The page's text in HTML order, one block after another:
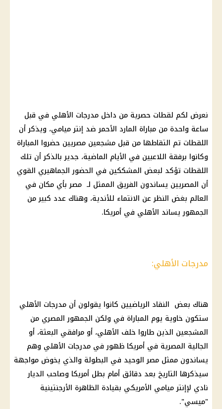
نعرض لكم لقطات حصرية من داخل مدرجات الأهلي في قبل
ساعة واحدة من مباراة المارد الأحمر ضد إنتر ميامي، ويذكر أن
اللقطات تم التقاطها من قبل مشجعين مصريين حضروا المباراة
وكانوا برفقة اللاعبين في الأيام الماضية، جدير بالذكر أن تلك
اللقطات تؤكد لبعض المشككين في الحضور الجماهيري القوي
أن المصريين يساندون الفريق الممثل لـ مصر بأي مكان في
العالم بغض النظر عن الانتماء للأندية، وهناك عدد كبير من
الجمهور يساند الأهلي في أمريكا.
مدرجات الأهلي:
هناك بعض النقاد الرياضيين كانوا يقولون أن مدرجات الأهلي
ستكون خاوية يوم المباراة في ولكن الجمهور المصري من
المشجعين الذين طاروا خلف الأهلي، أو مرافقي البعثة، أو
الجالية المصرية في أمريكا ظهور في مدرجات الأهلي وهم
يساندون ممثل مصر الوحيد في البطولة والذي يخوض مواجهة
سيذكرها التاريخ بعد دقائق أمام بطل أمريكا وصاحب الديار
نادي لإإنتر ميامي الأمريكي بقيادة الظاهرة الأرجنتينية
"ميسي".